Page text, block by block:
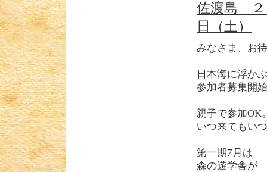
佐渡島 ２
日（土）
みなさま、お
日本海に浮か
参加者募集開
親子で参加OK
いつ来てもい
第一期7月は
森の遊学舎が